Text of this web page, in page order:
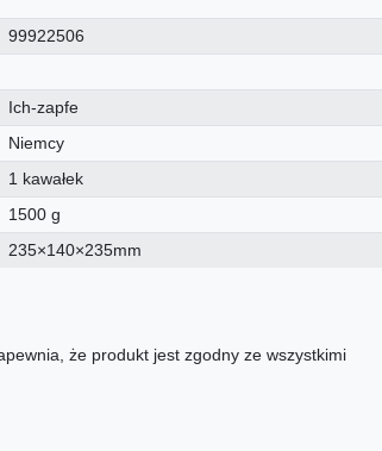
99922506
Ich-zapfe
Niemcy
1 kawałek
1500 g
235×140×235mm
że produkt jest zgodny ze wszystkimi